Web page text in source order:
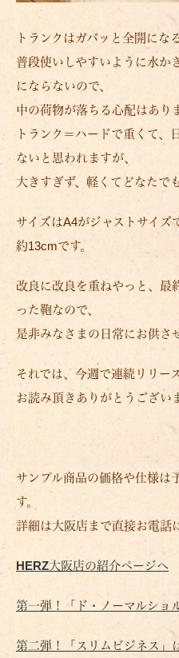
トランクはガバッと全開にな
普段使いしやすいように水か
にならないので、
中の荷物が落ちる心配はあり
トランク＝ハードで重くて、
ないと思われますが、
大きすぎず、軽くてどなたで
サイズはA4がジャストサイ
約13cmです。
改良に改良を重ねやっと、最
った鞄なので、
是非みなさまの日常にお供さ
それでは、今週で連続リリー
お読み頂きありがとうござい
サンプル商品の価格や仕様は
す。
詳細は大阪店まで直接お電話
HERZ大阪店の紹介ページへ
第一弾！「ド・ノーマルショ
第二弾！「スリムビジネス」